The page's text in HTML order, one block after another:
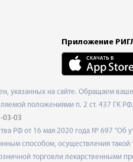
Приложение
указанных на сайте. Обращаем
положениями п. 2 ст. 437 ГК
03-03
РФ от 16 мая 2020 года № 697
способом, осуществления
торговли лекарственными